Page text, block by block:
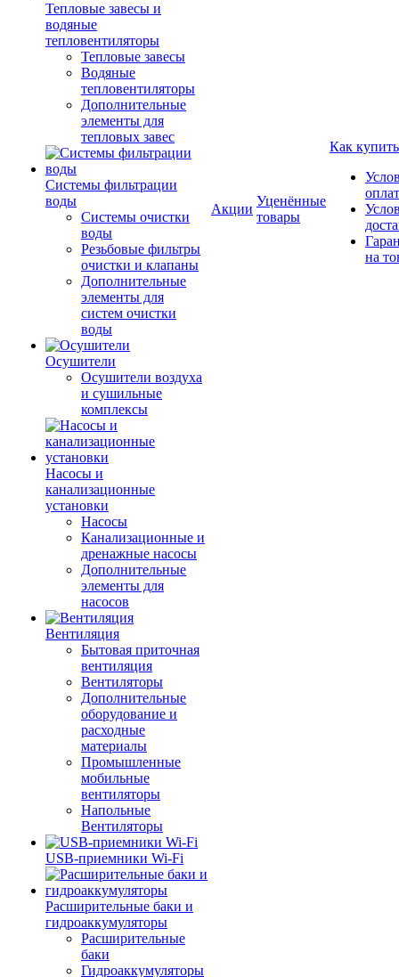
Тепловые завесы и
водяные
тепловентиляторы
Тепловые завесы
Водяные
тепловентиляторы
Дополнительные
элементы для
тепловых завес
Системы фильтрации
воды
Системы очистки
воды
Резьбовые фильтры
очистки и клапаны
Дополнительные
элементы для
систем очистки
воды
Осушители
Осушители воздуха
и сушильные
комплексы
Насосы и
канализационные
установки
Насосы
Канализационные и
дренажные насосы
Дополнительные
элементы для
насосов
Вентиляция
Бытовая приточная
вентиляция
Вентиляторы
Дополнительные
оборудование и
расходные
материалы
Промышленные
мобильные
вентиляторы
Напольные
Вентиляторы
USB-приемники Wi-Fi
Расширительные баки и
гидроаккумуляторы
Расширительные
баки
Гидроаккумуляторы
Акции
Уценённые
товары
Как купить
на